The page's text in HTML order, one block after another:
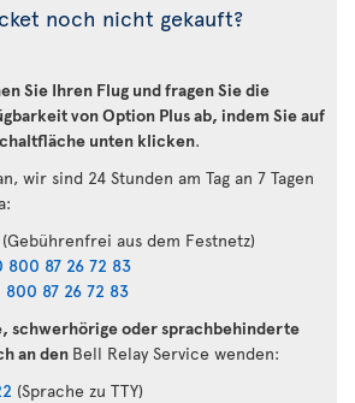
noch nicht gekauft?
Sie Ihren Flug und fragen Sie die
von Option Plus ab, indem Sie auf
unten klicken.
wir sind 24 Stunden am Tag an 7 Tagen
(Gebührenfrei aus dem Festnetz)
800 87 26 72 83
800 87 26 72 83
schwerhörige oder sprachbehinderte
an den Bell Relay Service wenden:
(Sprache zu TTY)